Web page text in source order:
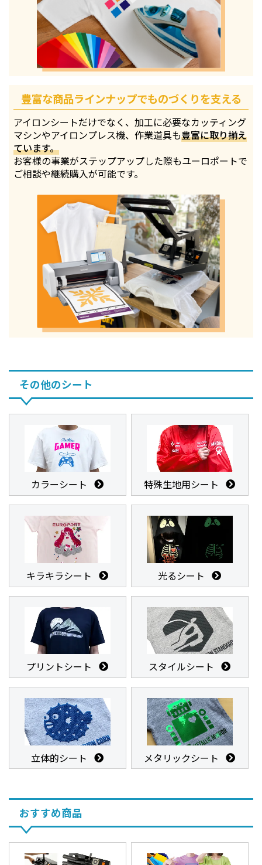
豊富な商品ラインナップでものづくりを支える
アイロンシートだけでなく、加工に必要なカッティング
マシンやアイロンプレス機、作業道具も豊富に取り揃え
ています。
お客様の事業がステップアップした際もユーロポートで
ご相談や継続購入が可能です。
その他のシート
カラーシート 特殊生地用シート
キラキラシート 光るシート
プリントシート スタイルシート
立体的シート メタリックシート
おすすめ商品